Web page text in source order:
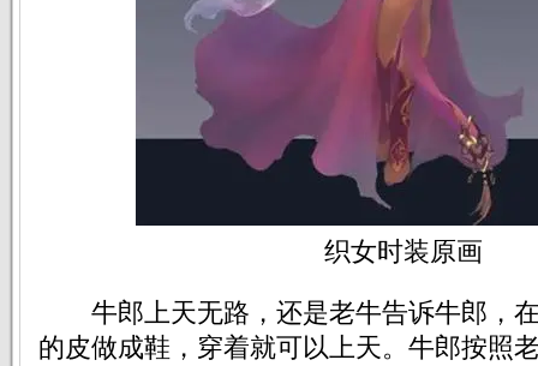
织女时装原画
牛郎上天无路，还是老牛告诉牛郎，
的皮做成鞋，穿着就可以上天。牛郎按照